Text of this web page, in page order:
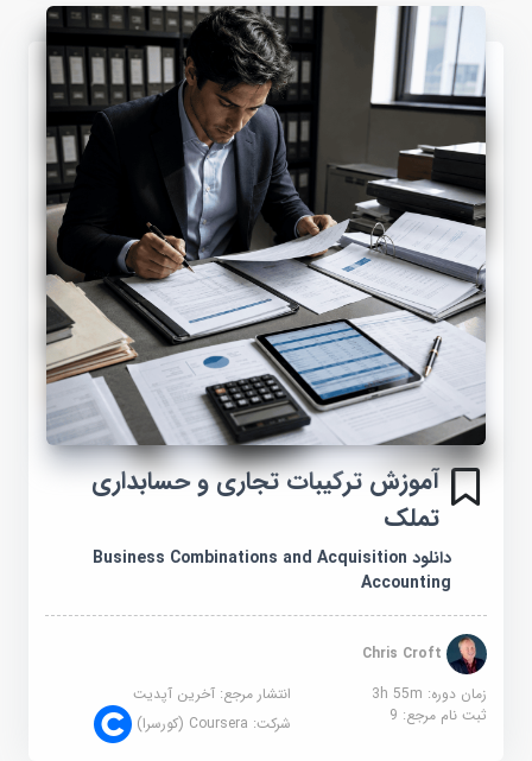
آموزش ترکیبات تجاری و حسابداری
تملک
دانلود Business Combinations and Acquisition
Accounting
Chris Croft
زمان دوره: 3h 55m
انتشار مرجع:آخرین آپدیت
ثبت نام مرجع:9 شرکت:Coursera (کورسرا)